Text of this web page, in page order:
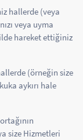
hallerde (veya
veya uyma
hareket ettiğiniz
(örneğin size
aykırı hale
size Hizmetleri